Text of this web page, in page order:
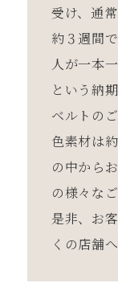
受け、通
約３週間
⼈が⼀本
という納
ベルトの
⾊素材は
の中から
の様々な
是⾮、お
くの店舗